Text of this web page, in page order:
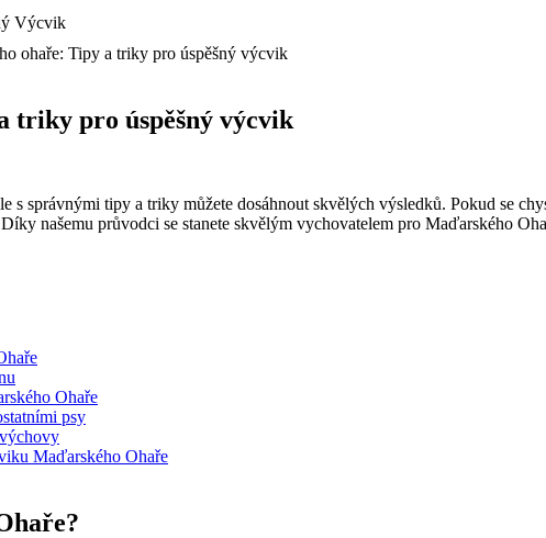
ohaře: Tipy a triky pro úspěšný výcvik
triky pro úspěšný výcvik
s správnými tipy a triky můžete dosáhnout skvělých výsledků. Pokud se
našemu průvodci se stanete skvělým vychovatelem pro Maďarského
Ohaře
psy
Maďarského Ohaře